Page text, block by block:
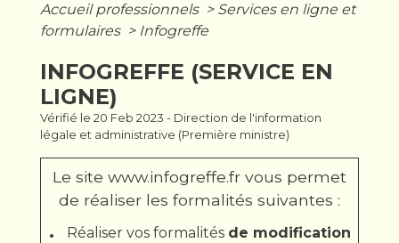
Accueil professionnels > Services en ligne et
formulaires > Infogreffe
INFOGREFFE (SERVICE EN
LIGNE)
Vérifié le 20 Feb 2023 - Direction de l'information
légale et administrative (Première ministre)
Le site www.infogreffe.fr vous permet
de réaliser les formalités suivantes :
Réaliser vos formalités de modification